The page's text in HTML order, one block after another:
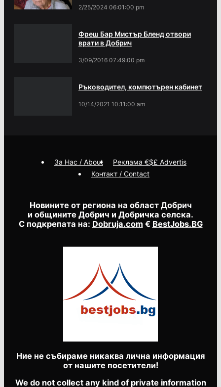
2/25/2024 06:01:00 pm
Фреш Бар Мистър Бленд отвори
врати в Добрич
3/09/2016 07:49:00 pm
Ръководител, компютърен кабинет
10/14/2021 10:11:00 am
Новините от региона на област Добрич
и общините Добрич и Добричка селска.
С подкрепата на: Dobruja.com € BestJobs.BG
Ние не събираме никаква лична информация
от нашите посетители!
We do not collect any kind of private information
За Нас / About
Реклама €$£ Advertis
Контакт / Contact